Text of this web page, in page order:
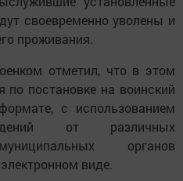
своевременно уволены и
проживания.
отметил, что в этом
по постановке на воинский
с использованием
от различных
органов
виде.